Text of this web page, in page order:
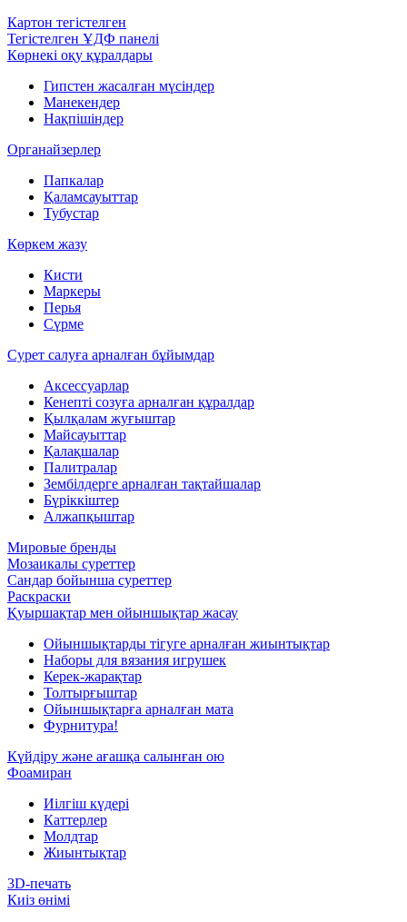
Картон тегістелген
Тегістелген ҰДФ панелі
Көрнекі оқу құралдары
Гипстен жасалған мүсіндер
Манекендер
Нақпішіндер
Органайзерлер
Папкалар
Қаламсауыттар
Тубустар
Көркем жазу
Кисти
Маркеры
Перья
Сүрме
Сурет салуға арналған бұйымдар
Аксессуарлар
Кенепті созуға арналған құралдар
Қылқалам жуғыштар
Майсауыттар
Қалақшалар
Палитралар
Зембілдерге арналған тақтайшалар
Бүріккіштер
Алжапқыштар
Мировые бренды
Мозаикалы суреттер
Сандар бойынша суреттер
Раскраски
Қуыршақтар мен ойыншықтар жасау
Ойыншықтарды тігуге арналған жиынтықтар
Наборы для вязания игрушек
Керек-жарақтар
Толтырғыштар
Ойыншықтарға арналған мата
Фурнитура!
Күйдіру және ағашқа салынған ою
Фоамиран
Иілгіш күдері
Каттерлер
Молдтар
Жиынтықтар
3D-печать
Киіз өнімі